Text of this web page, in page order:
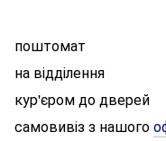
поштомат
на відділення
кур'єром до дверей
самовивіз з нашого